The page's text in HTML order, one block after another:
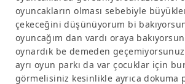
oyuncakların olması sebebiyle
çekeceğini düşünüyorum bi
oyuncağım dan vardı oraya
oynardık be demeden
ayrı oyun parkı da var çocuklar için
görmelisiniz kesinlikle ayrıca dokuma